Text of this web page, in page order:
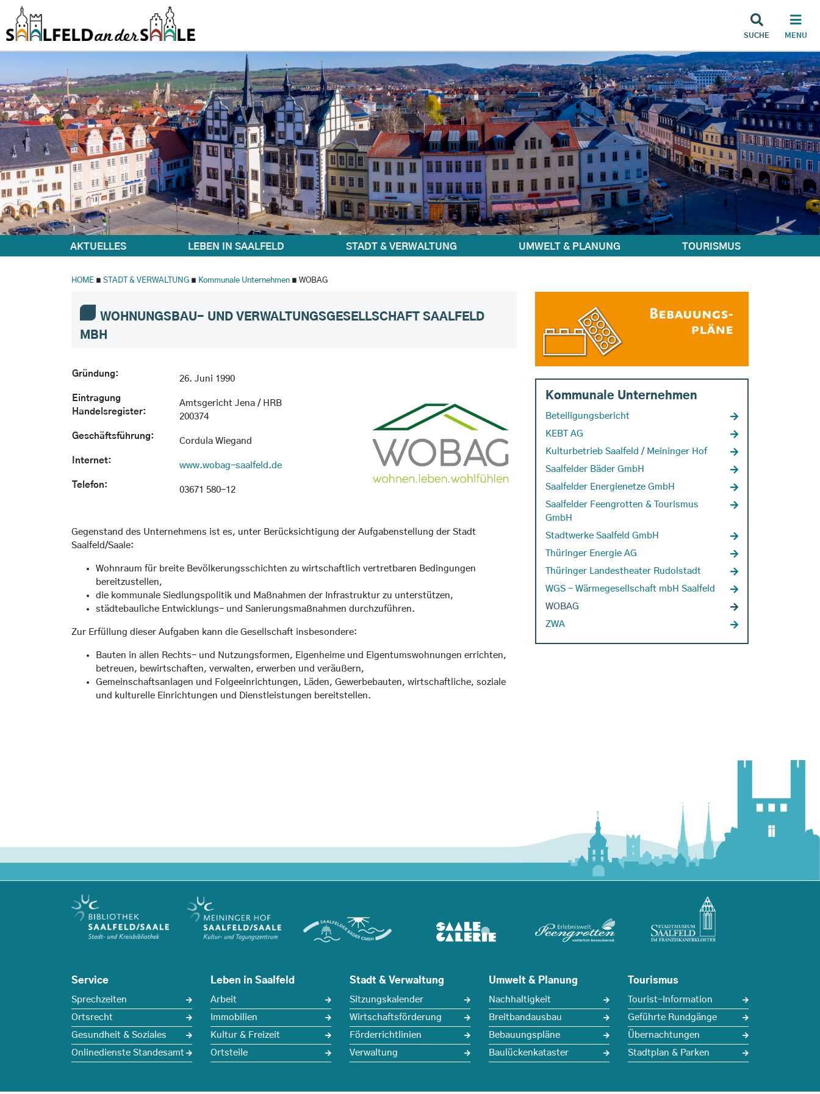
SUCHE MENU
AKTUELLES LEBEN IN SAALFELD STADT & VERWALTUNG UMWELT & PLANUNG TOURISMUS
HOME ∎ STADT & VERWALTUNG ∎ Kommunale Unternehmen ∎ WOBAG
WOHNUNGSBAU- UND VERWALTUNGSGESELLSCHAFT SAALFELD
MBH
Gründung:
26. Juni 1990
Eintragung
Handelsregister:
Amtsgericht Jena / HRB
200374
Geschäftsführung:
Cordula Wiegand
Internet:
www.wobag-saalfeld.de
Telefon:
03671 580-12
Gegenstand des Unternehmens ist es, unter Berücksichtigung der Aufgabenstellung der Stadt
Saalfeld/Saale:
Wohnraum für breite Bevölkerungsschichten zu wirtschaftlich vertretbaren Bedingungen
bereitzustellen,
die kommunale Siedlungspolitik und Maßnahmen der Infrastruktur zu unterstützen,
städtebauliche Entwicklungs- und Sanierungsmaßnahmen durchzuführen.
Zur Erfüllung dieser Aufgaben kann die Gesellschaft insbesondere:
Bauten in allen Rechts- und Nutzungsformen, Eigenheime und Eigentumswohnungen errichten,
betreuen, bewirtschaften, verwalten, erwerben und veräußern,
Gemeinschaftsanlagen und Folgeeinrichtungen, Läden, Gewerbebauten, wirtschaftliche, soziale
und kulturelle Einrichtungen und Dienstleistungen bereitstellen.
Kommunale Unternehmen
Beteiligungsbericht
KEBT AG
Kulturbetrieb Saalfeld / Meininger Hof
Saalfelder Bäder GmbH
Saalfelder Energienetze GmbH
Saalfelder Feengrotten & Tourismus
GmbH
Stadtwerke Saalfeld GmbH
Thüringer Energie AG
Thüringer Landestheater Rudolstadt
WGS - Wärmegesellschaft mbH Saalfeld
WOBAG
ZWA
Service
Sprechzeiten
Ortsrecht
Gesundheit & Soziales
Onlinedienste Standesamt
Leben in Saalfeld
Arbeit
Immobilien
Kultur & Freizeit
Ortsteile
Stadt & Verwaltung
Sitzungskalender
Wirtschaftsförderung
Förderrichtlinien
Verwaltung
Umwelt & Planung
Nachhaltigkeit
Breitbandausbau
Bebauungspläne
Baulückenkataster
Tourismus
Tourist-Information
Geführte Rundgänge
Übernachtungen
Stadtplan & Parken